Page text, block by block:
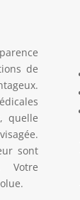
de
quelle
sont
Votre